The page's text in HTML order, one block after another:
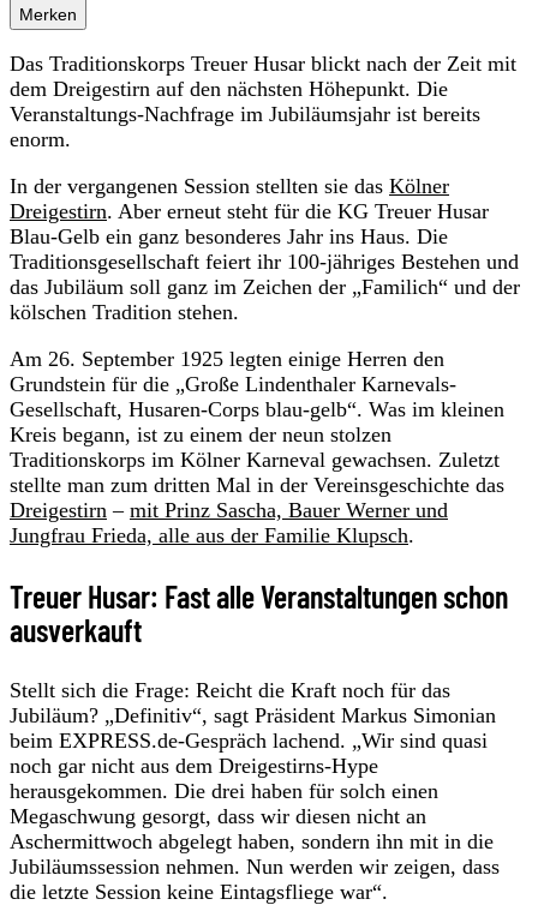
Merken
Das Traditionskorps Treuer Husar blickt nach der Zeit mit
dem Dreigestirn auf den nächsten Höhepunkt. Die
Veranstaltungs-Nachfrage im Jubiläumsjahr ist bereits
enorm.
In der vergangenen Session stellten sie das Kölner
Dreigestirn. Aber erneut steht für die KG Treuer Husar
Blau-Gelb ein ganz besonderes Jahr ins Haus. Die
Traditionsgesellschaft feiert ihr 100-jähriges Bestehen und
das Jubiläum soll ganz im Zeichen der „Familich“ und der
kölschen Tradition stehen.
Am 26. September 1925 legten einige Herren den
Grundstein für die „Große Lindenthaler Karnevals-
Gesellschaft, Husaren-Corps blau-gelb“. Was im kleinen
Kreis begann, ist zu einem der neun stolzen
Traditionskorps im Kölner Karneval gewachsen. Zuletzt
stellte man zum dritten Mal in der Vereinsgeschichte das
Dreigestirn – mit Prinz Sascha, Bauer Werner und
Jungfrau Frieda, alle aus der Familie Klupsch.
Treuer Husar: Fast alle Veranstaltungen schon
ausverkauft
Stellt sich die Frage: Reicht die Kraft noch für das
Jubiläum? „Definitiv“, sagt Präsident Markus Simonian
beim EXPRESS.de-Gespräch lachend. „Wir sind quasi
noch gar nicht aus dem Dreigestirns-Hype
herausgekommen. Die drei haben für solch einen
Megaschwung gesorgt, dass wir diesen nicht an
Aschermittwoch abgelegt haben, sondern ihn mit in die
Jubiläumssession nehmen. Nun werden wir zeigen, dass
die letzte Session keine Eintagsfliege war“.